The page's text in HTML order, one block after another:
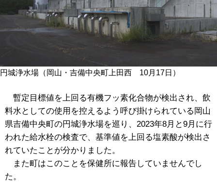
円城浄水場（岡山・吉備中央町上田西 10月17日）
暫定目標値を上回る有機フッ素化合物が検出され、飲
料水としての使用を控えるよう呼び掛けられている岡山
県吉備中央町の円城浄水場を巡り、2023年8月と9月に行
われた給水栓の検査で、基準値を上回る塩素酸が検出さ
れていたことが分かりました。
また町はこのことを保健所に報告していませんでし
た。